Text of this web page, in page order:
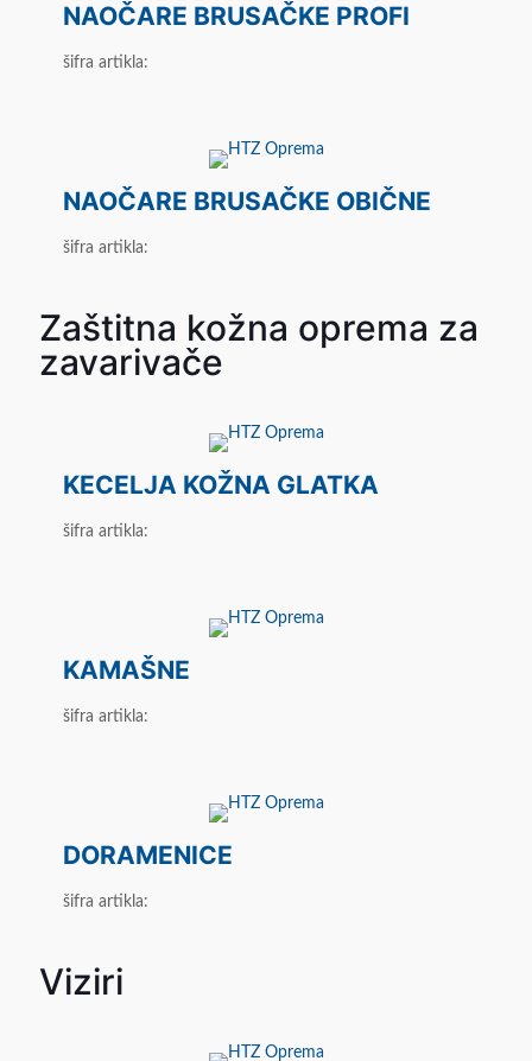
NAOČARE BRUSAČKE PROFI
šifra artikla:
NAOČARE BRUSAČKE OBIČNE
šifra artikla:
Zaštitna kožna oprema za
zavarivače
KECELJA KOŽNA GLATKA
šifra artikla:
KAMAŠNE
šifra artikla:
DORAMENICE
šifra artikla:
Viziri